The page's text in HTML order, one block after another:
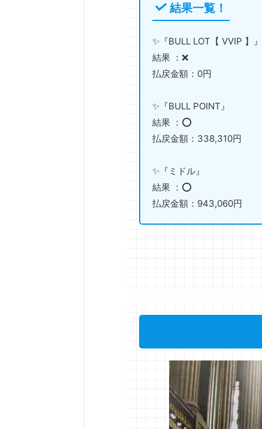
結果一覧！
✨『BULL LOT【 VVIP 】』
結果 ：❌
払戻金額：0円
✨『BULL POINT』
結果 ：⭕️
払戻金額：338,310円
✨『ミドル』
結果 ：⭕️
払戻金額：943,060円